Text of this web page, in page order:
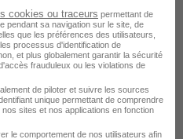
Inférieur à 2 jours
cookies ou traceurs permettant de
pendant sa navigation sur le site, de
que les préférences des utilisateurs,
processus d'identification de
et plus globalement garantir la sécurité
frauduleux ou les violations de
de piloter et suivre les sources
unique permettant de comprendre
sites et nos applications en fonction
le comportement de nos utilisateurs afin